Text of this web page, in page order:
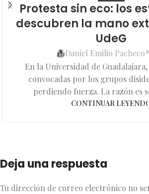
Protesta sin eco: los
descubren la mano
UdeG
Daniel Emilio Pacheco
En la Universidad de Guadalajara,
convocadas por los grupos
perdiendo fuerza. La razón es
CONTINUAR
Deja una respuesta
Tu dirección de correo electrónico no